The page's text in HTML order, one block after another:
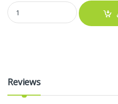
აკუმულატორი- HP ProBook 430
Reviews